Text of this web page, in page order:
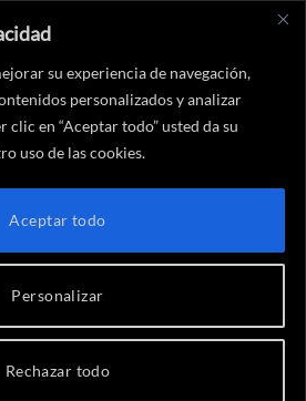
su experiencia de navegación,
personalizados y analizar
en “Aceptar todo” usted da su
uso de las cookies.
Personalizar
Rechazar todo
Aceptar todo
- POR QUÉ SON NECESARIOS LOS REMAKES Y REMASTERS
NECESARIOS
Y REMASTERS